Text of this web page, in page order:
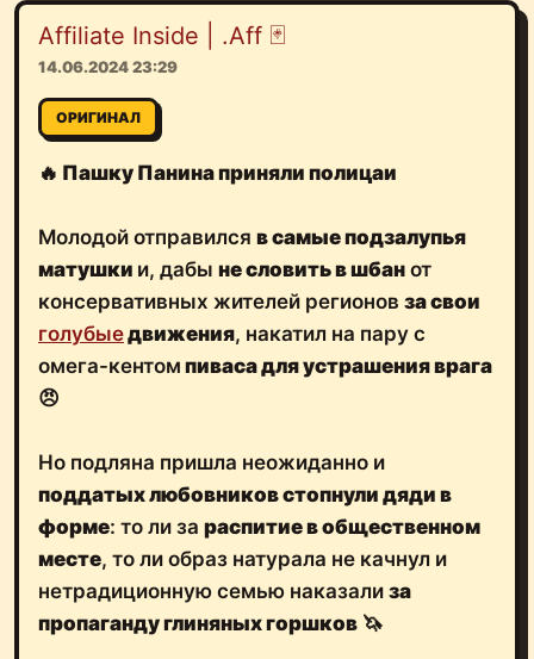
Affiliate Inside | .Aff 🃏
14.06.2024 23:29
ОРИГИНАЛ
🔥 Пашку Панина приняли полицаи
Молодой отправился в самые подзалупья
матушки и, дабы не словить в шбан от
консервативных жителей регионов за свои
голубыедвижения, накатил на пару с
омега-кентом пиваса для устрашения врага
😠
Но подляна пришла неожиданно и
поддатых любовников стопнули дяди в
форме: то ли за распитие в общественном
месте, то ли образ натурала не качнул и
нетрадиционную семью наказали за
пропаганду глиняных горшков 🦄